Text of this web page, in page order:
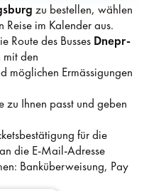
zu bestellen, wählen
Reise im Kalender aus.
Route des Busses Dnepr-
mit den
möglichen Ermässigungen
zu Ihnen passt und geben
für die
an die E-Mail-Adresse
Banküberweisung, Pay